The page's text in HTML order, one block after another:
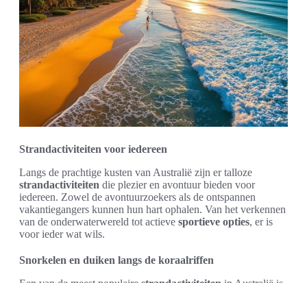
Strandactiviteiten voor iedereen
Langs de prachtige kusten van Australië zijn er talloze
strandactiviteiten die plezier en avontuur bieden voor
iedereen. Zowel de avontuurzoekers als de ontspannen
vakantiegangers kunnen hun hart ophalen. Van het verkennen
van de onderwaterwereld tot actieve sportieve opties, er is
voor ieder wat wils.
Snorkelen en duiken langs de koraalriffen